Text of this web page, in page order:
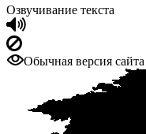
Озвучивание текста
Обычная версия сайта